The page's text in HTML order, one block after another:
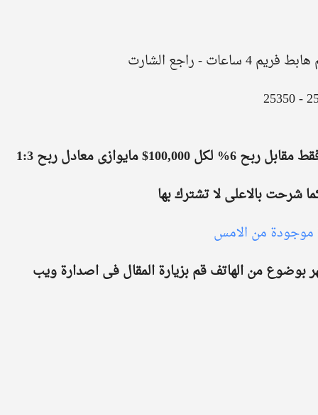
شرحت بالاعلى لا تشترك بها
موجودة من الامس
بوضوع من الهاتف قم بزيارة المقال فى اصدارة ويب